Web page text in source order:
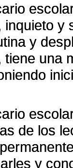
y
y
una
de los
y